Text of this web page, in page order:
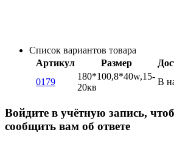
Список вариантов товара
Артикул
Размер
0179
180*100,8*40w,15-
20кв
В
Войдите в учётную запись,
сообщить вам об ответе